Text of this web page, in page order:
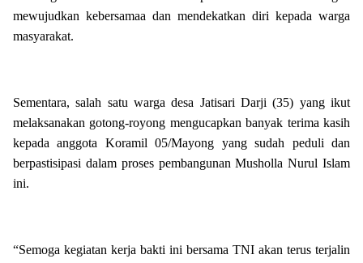
mewujudkan kebersamaa dan mendekatkan diri kepada warga
masyarakat.
Sementara, salah satu warga desa Jatisari Darji (35) yang ikut
melaksanakan gotong-royong mengucapkan banyak terima kasih
kepada anggota Koramil 05/Mayong yang sudah peduli dan
berpastisipasi dalam proses pembangunan Musholla Nurul Islam
ini.
“Semoga kegiatan kerja bakti ini bersama TNI akan terus terjalin